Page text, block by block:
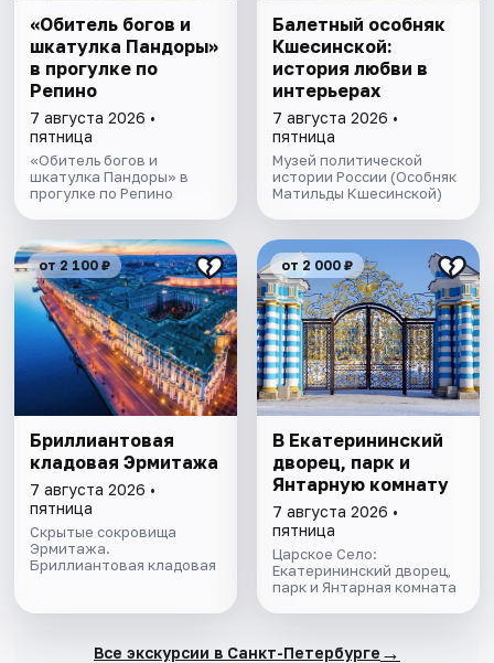
«Обитель богов и
шкатулка Пандоры»
в прогулке по
Репино
7 августа 2026 •
пятница
«Обитель богов и
шкатулка Пандоры» в
прогулке по Репино
Балетный особняк
Кшесинской:
история любви в
интерьерах
7 августа 2026 •
пятница
Музей политической
истории России (Особняк
Матильды Кшесинской)
от 2 100 ₽
Бриллиантовая
кладовая Эрмитажа
7 августа 2026 •
пятница
Скрытые сокровища
Эрмитажа.
Бриллиантовая кладовая
от 2 000 ₽
В Екатерининский
дворец, парк и
Янтарную комнату
7 августа 2026 •
пятница
Царское Село:
Екатерининский дворец,
парк и Янтарная комната
Все экскурсии в Санкт-Петербурге →